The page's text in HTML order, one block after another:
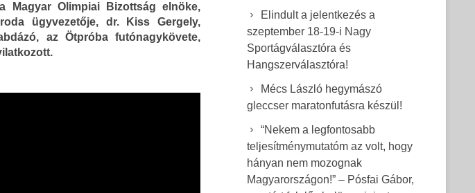
Magyar Olimpiai Bizottság elnöke,
ügyvezetője, dr. Kiss Gergely,
az Ötpróba futónagykövete,
Elindult a jelentkezés a
szeptember 18-19-i Nagy
Sportágválasztóra és
Hangszerválasztóra!
Mécs László hegymászó
gleccser maratonfutásra készül!
“Nekem a legfontosabb
teljesítménymutatóm az volt, hogy
hányan nem mozognak
Magyarországon!” – Pósfai Gábor,